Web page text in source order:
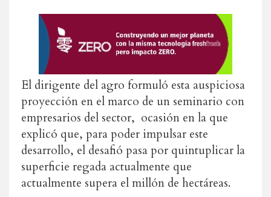
El dirigente del agro formuló esta auspiciosa
proyección en el marco de un seminario con
empresarios del sector, ocasión en la que
explicó que, para poder impulsar este
desarrollo, el desafió pasa por quintuplicar la
superficie regada actualmente que
actualmente supera el millón de hectáreas.